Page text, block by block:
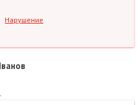
Нарушение